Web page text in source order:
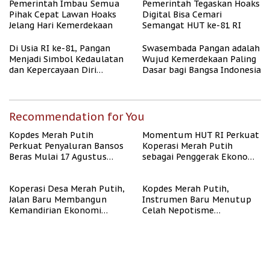
Pemerintah Imbau Semua
Pihak Cepat Lawan Hoaks
Jelang Hari Kemerdekaan
Pemerintah Tegaskan Hoaks
Digital Bisa Cemari
Semangat HUT ke-81 RI
Di Usia RI ke-81, Pangan
Menjadi Simbol Kedaulatan
dan Kepercayaan Diri
Swasembada Pangan adalah
Wujud Kemerdekaan Paling
Dasar bagi Bangsa Indonesia
Recommendation for You
Kopdes Merah Putih
Perkuat Penyaluran Bansos
Beras Mulai 17 Agustus
Momentum HUT RI Perkuat
Koperasi Merah Putih
sebagai Penggerak Ekonomi
Koperasi Desa Merah Putih,
Jalan Baru Membangun
Kemandirian Ekonomi
Kopdes Merah Putih,
Instrumen Baru Menutup
Celah Nepotisme